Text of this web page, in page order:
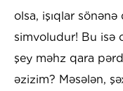
olsa, işıqlar
simvoludur! Bu isə
şey məhz qara
əzizim? Məsələn,